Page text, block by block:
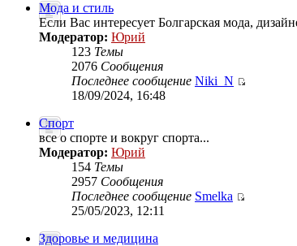
Мода и стиль
Если Вас интересует Болгарская мода,
Модератор: Юрий
123 Темы
2076 Сообщения
Последнее сообщение Niki_N
18/09/2024, 16:48
Спорт
все о спорте и вокруг спорта...
Модератор: Юрий
154 Темы
2957 Сообщения
Последнее сообщение Smelka
25/05/2023, 12:11
Здоровье и медицина